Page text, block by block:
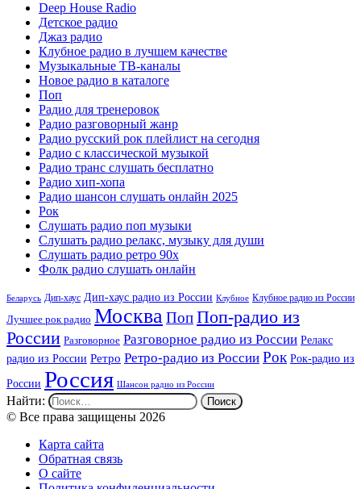
Deep House Radio
Детское радио
Джаз радио
Клубное радио в лучшем качестве
Музыкальные ТВ-каналы
Новое радио в каталоге
Поп
Радио для тренеровок
Радио разговорный жанр
Радио русский рок плейлист на сегодня
Радио с классической музыкой
Радио транс слушать бесплатно
Радио хип-хопа
Радио шансон слушать онлайн 2025
Рок
Слушать радио поп музыки
Слушать радио релакс, музыку для души
Слушать радио ретро 90х
Фолк радио слушать онлайн
Беларусь Дип-хаус Дип-хаус радио из России Клубное Клубное радио из России
Лучшее рок радио МоскваПопПоп-радио из
России Разговорное Разговорное радио из России Релакс
радио из России Ретро Ретро-радио из России Рок Рок-радио из
России Россия Шансон радио из России
Найти:
© Все права защищены 2026
Карта сайта
Обратная связь
О сайте